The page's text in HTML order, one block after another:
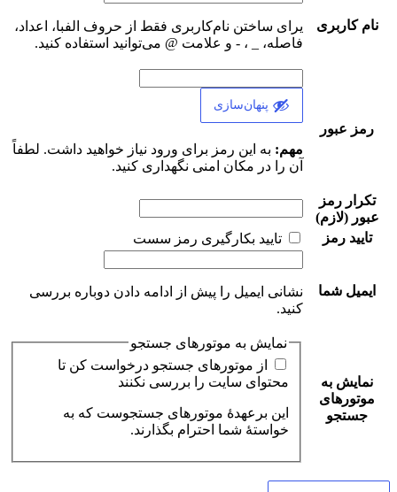
نام کاربری
یرای ساختن نام‌کاربری فقط از حروف الفبا، اعداد،
فاصله، _ ، ‐ و علامت @ می‌توانید استفاده کنید.
رمز عبور
پنهان‌سازی
مهم: به این رمز برای ورود نیاز خواهید داشت. لطفاً
آن را در مکان امنی نگهداری کنید.
تکرار رمز
عبور(لازم)
تایید رمز
تایید بکارگیری رمز سست
ایمیل شما
نشانی ایمیل را پیش از ادامه دادن دوباره بررسی
کنید.
نمایش به
موتورهای
جستجو
نمایش به موتورهای جستجو
از موتورهای جستجو درخواست کن تا
محتوای سایت را بررسی نکنند
این برعهدهٔ موتورهای جستجوست که به
خواستهٔ شما احترام بگذارند.